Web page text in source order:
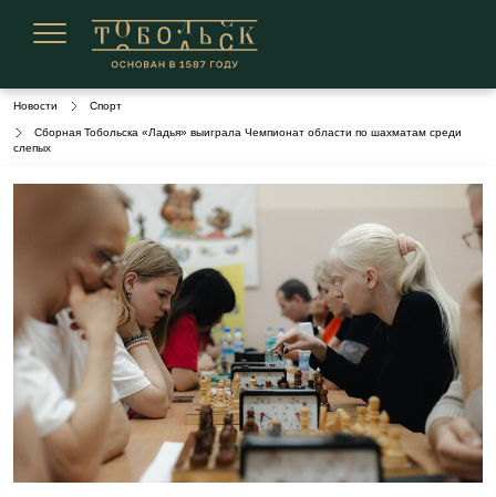
Новости Спорт
Сборная Тобольска «Ладья» выиграла Чемпионат области по шахматам среди
слепых